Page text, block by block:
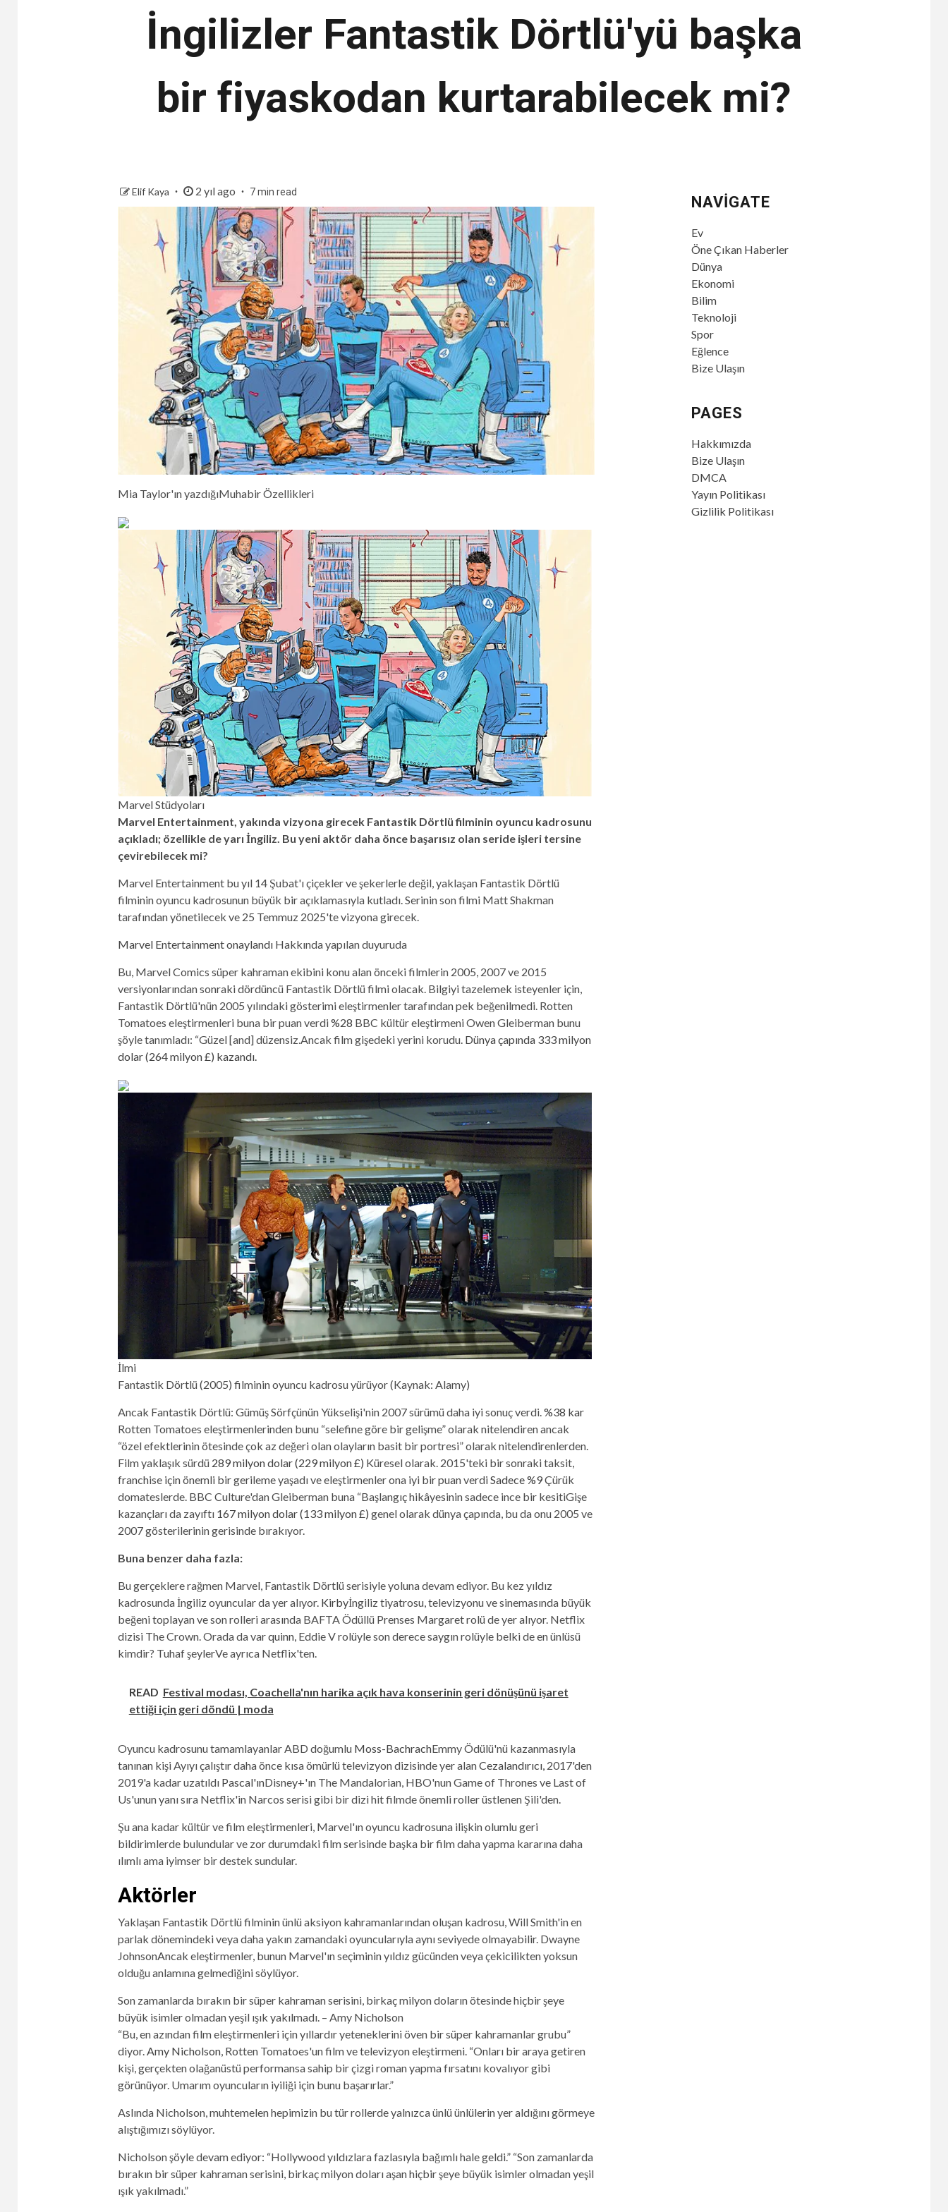
İngilizler Fantastik Dörtlü'yü başka
bir fiyaskodan kurtarabilecek mi?
Elif Kaya 2 yıl ago 7 min read
Mia Taylor'ın yazdığıMuhabir Özellikleri
Marvel Stüdyoları
Marvel Entertainment, yakında vizyona girecek Fantastik Dörtlü filminin oyuncu kadrosunu
açıkladı; özellikle de yarı İngiliz. Bu yeni aktör daha önce başarısız olan seride işleri tersine
çevirebilecek mi?
Marvel Entertainment bu yıl 14 Şubat'ı çiçekler ve şekerlerle değil, yaklaşan Fantastik Dörtlü
filminin oyuncu kadrosunun büyük bir açıklamasıyla kutladı. Serinin son filmi Matt Shakman
tarafından yönetilecek ve 25 Temmuz 2025'te vizyona girecek.
Marvel Entertainment onaylandıHakkında yapılan duyuruda
Bu, Marvel Comics süper kahraman ekibini konu alan önceki filmlerin 2005, 2007 ve 2015
versiyonlarından sonraki dördüncü Fantastik Dörtlü filmi olacak. Bilgiyi tazelemek isteyenler için,
Fantastik Dörtlü'nün 2005 yılındaki gösterimi eleştirmenler tarafından pek beğenilmedi. Rotten
Tomatoes eleştirmenleri buna bir puan verdi%28 BBC kültür eleştirmeni Owen Gleiberman bunu
şöyle tanımladı: “Güzel [and] düzensiz.Ancak film gişedeki yerini korudu. Dünya çapında 333 milyon
dolar (264 milyon £) kazandı.
İlmi
Fantastik Dörtlü (2005) filminin oyuncu kadrosu yürüyor (Kaynak: Alamy)
Ancak Fantastik Dörtlü: Gümüş Sörfçünün Yükselişi'nin 2007 sürümü daha iyi sonuç verdi.%38 kar
Rotten Tomatoes eleştirmenlerinden bunu “selefine göre bir gelişme” olarak nitelendiren ancak
“özel efektlerinin ötesinde çok az değeri olan olayların basit bir portresi” olarak nitelendirenlerden.
Film yaklaşık sürdü 289 milyon dolar (229 milyon £) Küresel olarak. 2015'teki bir sonraki taksit,
franchise için önemli bir gerileme yaşadı ve eleştirmenler ona iyi bir puan verdiSadece %9Çürük
domateslerde. BBC Culture'dan Gleiberman buna “Başlangıç ​​hikâyesinin sadece ince bir kesitiGişe
kazançları da zayıftı 167 milyon dolar (133 milyon £) genel olarak dünya çapında, bu da onu 2005 ve
2007 gösterilerinin gerisinde bırakıyor.
Buna benzer daha fazla:
Bu gerçeklere rağmen Marvel, Fantastik Dörtlü serisiyle yoluna devam ediyor. Bu kez yıldız
kadrosunda İngiliz oyuncular da yer alıyor. Kirbyİngiliz tiyatrosu, televizyonu ve sinemasında büyük
beğeni toplayan ve son rolleri arasında BAFTA Ödüllü Prenses Margaret rolü de yer alıyor. Netflix
dizisi The Crown. Orada da varquinn,Eddie V rolüyle son derece saygın rolüyle belki de en ünlüsü
kimdir? Tuhaf şeylerVe ayrıca Netflix'ten.
READ Festival modası, Coachella'nın harika açık hava konserinin geri dönüşünü işaret
ettiği için geri döndü | moda
Oyuncu kadrosunu tamamlayanlar ABD doğumlu Moss-BachrachEmmy Ödülü'nü kazanmasıyla
tanınan kişiAyıyı çalıştırdaha önce kısa ömürlü televizyon dizisinde yer alanCezalandırıcı, 2017'den
2019'a kadar uzatıldı Pascal'ınDisney+'ın The Mandalorian, HBO'nun Game of Thrones ve Last of
Us'unun yanı sıra Netflix'in Narcos serisi gibi bir dizi hit filmde önemli roller üstlenen Şili'den.
Şu ana kadar kültür ve film eleştirmenleri, Marvel'ın oyuncu kadrosuna ilişkin olumlu geri
bildirimlerde bulundular ve zor durumdaki film serisinde başka bir film daha yapma kararına daha
ılımlı ama iyimser bir destek sundular.
Aktörler
Yaklaşan Fantastik Dörtlü filminin ünlü aksiyon kahramanlarından oluşan kadrosu, Will Smith'in en
parlak dönemindeki veya daha yakın zamandaki oyuncularıyla aynı seviyede olmayabilir. Dwayne
JohnsonAncak eleştirmenler, bunun Marvel'ın seçiminin yıldız gücünden veya çekicilikten yoksun
olduğu anlamına gelmediğini söylüyor.
Son zamanlarda bırakın bir süper kahraman serisini, birkaç milyon doların ötesinde hiçbir şeye
büyük isimler olmadan yeşil ışık yakılmadı. – Amy Nicholson
“Bu, en azından film eleştirmenleri için yıllardır yeteneklerini öven bir süper kahramanlar grubu”
diyor.Amy Nicholson, Rotten Tomatoes'un film ve televizyon eleştirmeni. “Onları bir araya getiren
kişi, gerçekten olağanüstü performansa sahip bir çizgi roman yapma fırsatını kovalıyor gibi
görünüyor. Umarım oyuncuların iyiliği için bunu başarırlar.”
Aslında Nicholson, muhtemelen hepimizin bu tür rollerde yalnızca ünlü ünlülerin yer aldığını görmeye
alıştığımızı söylüyor.
Nicholson şöyle devam ediyor: “Hollywood yıldızlara fazlasıyla bağımlı hale geldi.” “Son zamanlarda
bırakın bir süper kahraman serisini, birkaç milyon doları aşan hiçbir şeye büyük isimler olmadan yeşil
ışık yakılmadı.”
NAVIGATE
Ev
Öne Çıkan Haberler
Dünya
Ekonomi
Bilim
Teknoloji
Spor
Eğlence
Bize Ulaşın
PAGES
Hakkımızda
Bize Ulaşın
DMCA
Yayın Politikası
Gizlilik Politikası